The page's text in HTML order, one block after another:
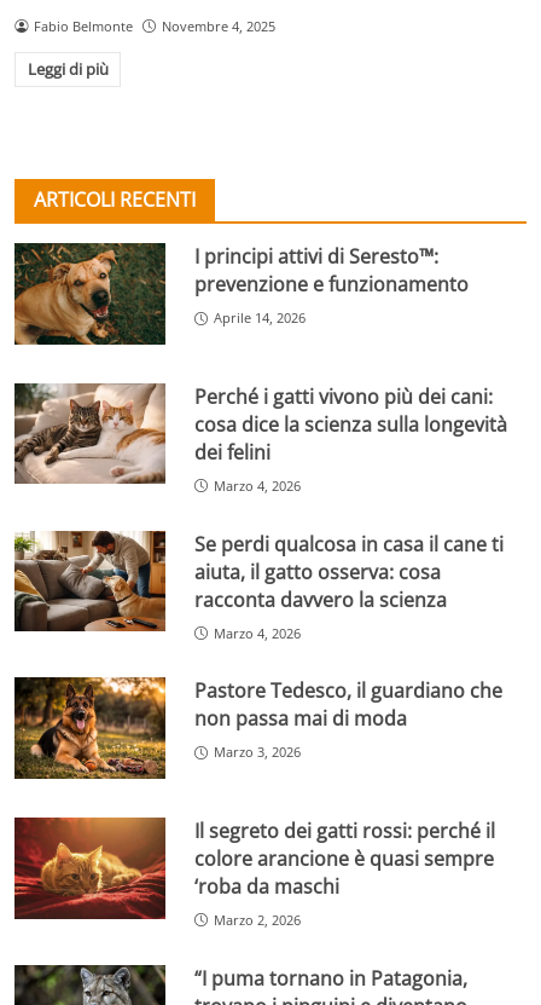
Fabio Belmonte Novembre 4, 2025
Leggi di più
ARTICOLI RECENTI
I principi attivi di Seresto™:
prevenzione e funzionamento
Aprile 14, 2026
Perché i gatti vivono più dei cani:
cosa dice la scienza sulla longevità
dei felini
Marzo 4, 2026
Se perdi qualcosa in casa il cane ti
aiuta, il gatto osserva: cosa
racconta davvero la scienza
Marzo 4, 2026
Pastore Tedesco, il guardiano che
non passa mai di moda
Marzo 3, 2026
Il segreto dei gatti rossi: perché il
colore arancione è quasi sempre
‘roba da maschi
Marzo 2, 2026
“I puma tornano in Patagonia,